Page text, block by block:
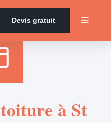
Devis gratuit
à St